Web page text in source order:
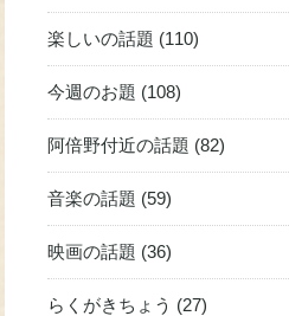
楽しいの話題 (110)
今週のお題 (108)
阿倍野付近の話題 (82)
音楽の話題 (59)
映画の話題 (36)
らくがきちょう (27)